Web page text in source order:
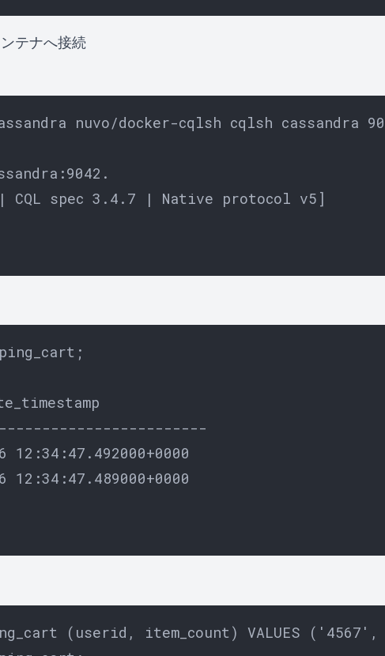
テナへ接続
nuvo/docker-cqlsh cqlsh cassandra
spec 3.4.7 | Native protocol v5]
12:34:47.492000+0000
12:34:47.489000+0000
(userid, item_count) VALUES